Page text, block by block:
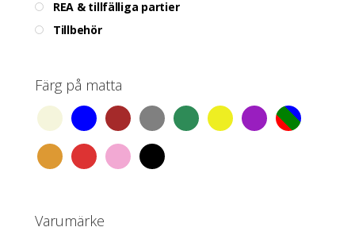
REA & tillfälliga partier
Tillbehör
Färg på matta
Varumärke